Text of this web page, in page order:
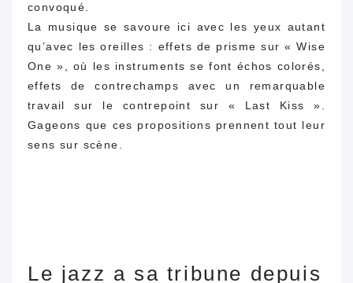
convoqué.
La musique se savoure ici avec les yeux autant
qu’avec les oreilles : effets de prisme sur « Wise
One », où les instruments se font échos colorés,
effets de contrechamps avec un remarquable
travail sur le contrepoint sur « Last Kiss ».
Gageons que ces propositions prennent tout leur
sens sur scène.
Le jazz a sa tribune depuis